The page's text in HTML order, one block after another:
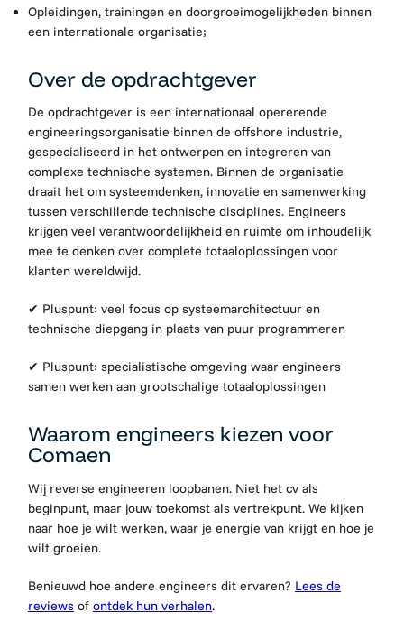
Opleidingen, trainingen en doorgroeimogelijkheden binnen
een internationale organisatie;
Over de opdrachtgever
De opdrachtgever is een internationaal opererende
engineeringsorganisatie binnen de offshore industrie,
gespecialiseerd in het ontwerpen en integreren van
complexe technische systemen. Binnen de organisatie
draait het om systeemdenken, innovatie en samenwerking
tussen verschillende technische disciplines. Engineers
krijgen veel verantwoordelijkheid en ruimte om inhoudelijk
mee te denken over complete totaaloplossingen voor
klanten wereldwijd.
✔ Pluspunt: veel focus op systeemarchitectuur en
technische diepgang in plaats van puur programmeren
✔ Pluspunt: specialistische omgeving waar engineers
samen werken aan grootschalige totaaloplossingen
Waarom engineers kiezen voor
Comaen
Wij reverse engineeren loopbanen. Niet het cv als
beginpunt, maar jouw toekomst als vertrekpunt. We kijken
naar hoe je wilt werken, waar je energie van krijgt en hoe je
wilt groeien.
Benieuwd hoe andere engineers dit ervaren? Lees de
reviews of ontdek hun verhalen.